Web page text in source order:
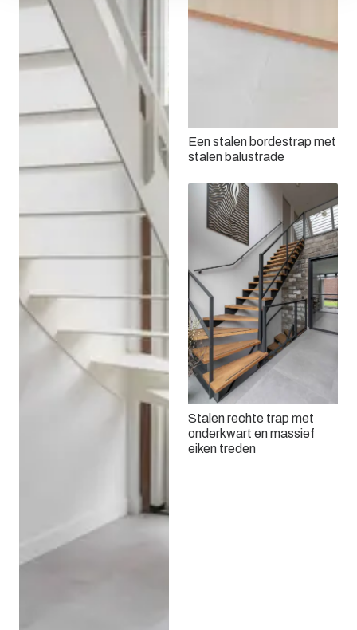
Een stalen bordestrap met
stalen balustrade
Stalen rechte trap met
onderkwart en massief
eiken treden